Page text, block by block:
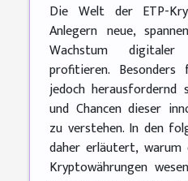
Die Welt der ETP-
Anlegern neue,
Wachstum
profitieren.
jedoch herausfordernd
und Chancen dieser
zu verstehen. In den
daher erläutert,
Kryptowährungen